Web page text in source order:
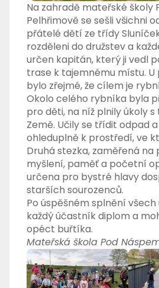
Na zahradě mateřské školy
Pelhřimově se sešli všichni
přátelé dětí ze třídy
rozděleni do družstev a
určen kapitán, který ji vedl
trase k tajemnému místu. U
bylo zřejmé, že cílem je
Okolo celého rybníka byla
pro děti, na níž plnily úkoly
Země. Učily se třídit odpad
ohleduplně k prostředí, ve
Druhá stezka, zaměřená na
myšlení, paměť a početní
určena pro bystré hlavy
starších sourozenců.
Po úspěšném splnění
každý účastník diplom a
opéct buřtíka.
Mateřská škola Pod